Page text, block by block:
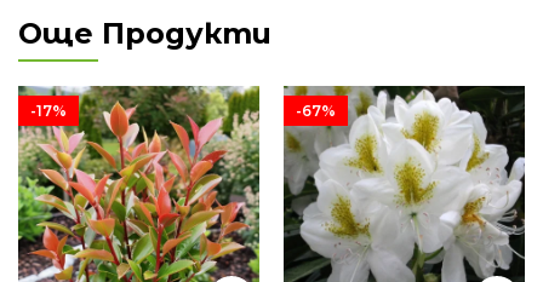
Още Продукти
-17% -67%